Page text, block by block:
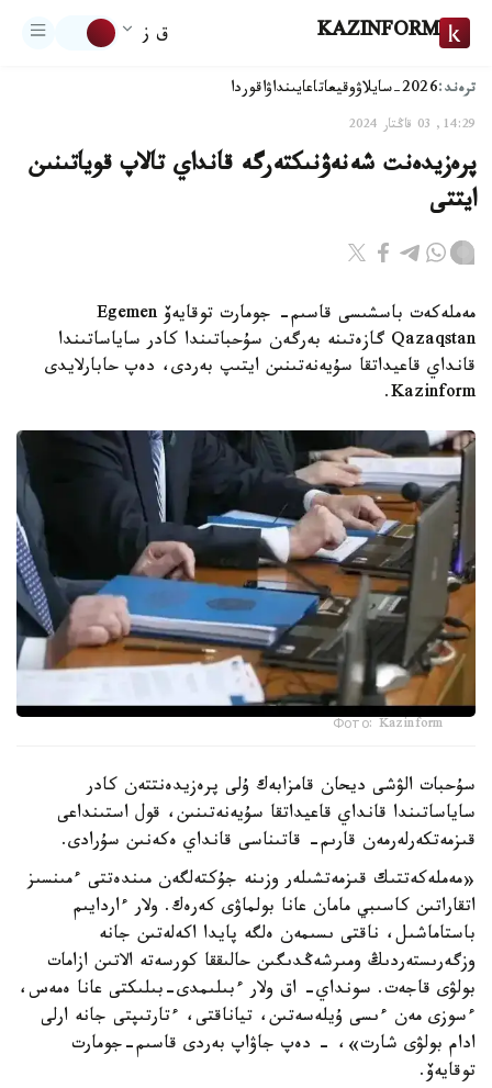
KAZINFORM ق ز
ترەند:2026-سايلاۋ وقيعاتاعايىنداۋاقوردا
14:29, 03 قاڭتار 2024
پرەزيدەنت شەنەۋنىكتەرگە قانداي تالاپ قوياتىنىن
ايتتى
مەملەكەت باسشىسى قاسىم- جومارت توقايەۆ Egemen
Qazaqstan گازەتىنە بەرگەن سۇحباتىندا كادر ساياساتىندا
قانداي قاعيداتقا سۇيەنەتىنىن ايتىپ بەردى، دەپ حابارلايدى
Kazinform.
Фото: Kazinform
سۇحبات الۋشى ديحان قامزابەك ۇلى پرەزيدەنتتەن كادر
ساياساتىندا قانداي قاعيداتقا سۇيەنەتىنىن، قول استىنداعى
قىزمەتكەرلەرمەن قارىم- قاتىناسى قانداي ەكەنىن سۇرادى.
«مەملەكەتتىك قىزمەتشىلەر وزىنە جۇكتەلگەن مىندەتتى ءمىنسىز
اتقاراتىن كاسىبي مامان عانا بولماۋى كەرەك. ولار ءاردايىم
باستاماشىل، ناقتى ىسىمەن ەلگە پايدا اكەلەتىن جانە
وزگەرىستەردىڭ ومىرشەڭدىگىن حالىققا كورسەتە الاتىن ازامات
بولۋى قاجەت. سونداي- اق ولار ءبىلىمدى-بىلىكتى عانا ەمەس،
ءسوزى مەن ءىسى ۇيلەسەتىن، تياناقتى، ءتارتىپتى جانە ارلى
ادام بولۋى شارت»، - دەپ جاۋاپ بەردى قاسىم-جومارت
توقايەۆ.